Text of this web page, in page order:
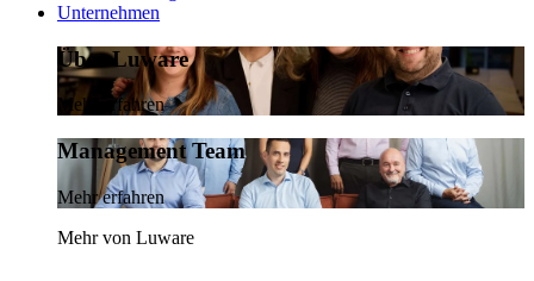
Unternehmen
Über Luware
Mehr erfahren
Management Team
Mehr erfahren
Mehr von Luware